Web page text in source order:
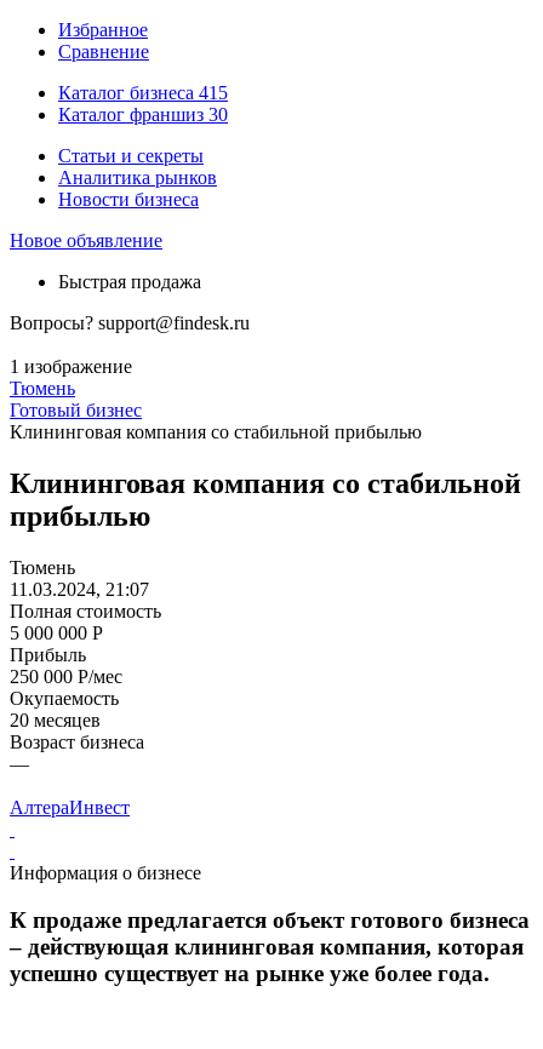
Избранное
Сравнение
Каталог бизнеса 415
Каталог франшиз 30
Статьи и секреты
Аналитика рынков
Новости бизнеса
Новое объявление
Быстрая продажа
Вопросы? support@findesk.ru
1 изображение
Тюмень
Готовый бизнес
Клининговая компания со стабильной прибылью
Клининговая компания со стабильной
прибылью
Тюмень
11.03.2024, 21:07
Полная стоимость
5 000 000 Р
Прибыль
250 000 Р/мес
Окупаемость
20 месяцев
Возраст бизнеса
—
АлтераИнвест
Информация о бизнесе
К продаже предлагается объект готового бизнеса
– действующая клининговая компания, которая
успешно существует на рынке уже более года.